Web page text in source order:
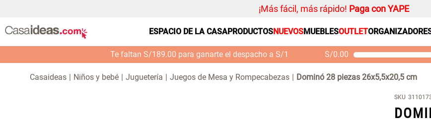
¡Más fácil, más rápido! Paga con YAPE
ESPACIO DE LA CASAPRODUCTOSNUEVOSMUEBLESOUTLET
Te faltan S/189.00 para ganarte el despacho a S/1 S/0.00
Niños y bebé Juguetería Juegos de Mesa y Rompecabezas Dominó 28 piezas 26x5,5x20,5 cm
SKU
PRODUCTOS ESTRELLA
Mueble MDF y Madera
Puerta 65x28x171 cm
Alfombra